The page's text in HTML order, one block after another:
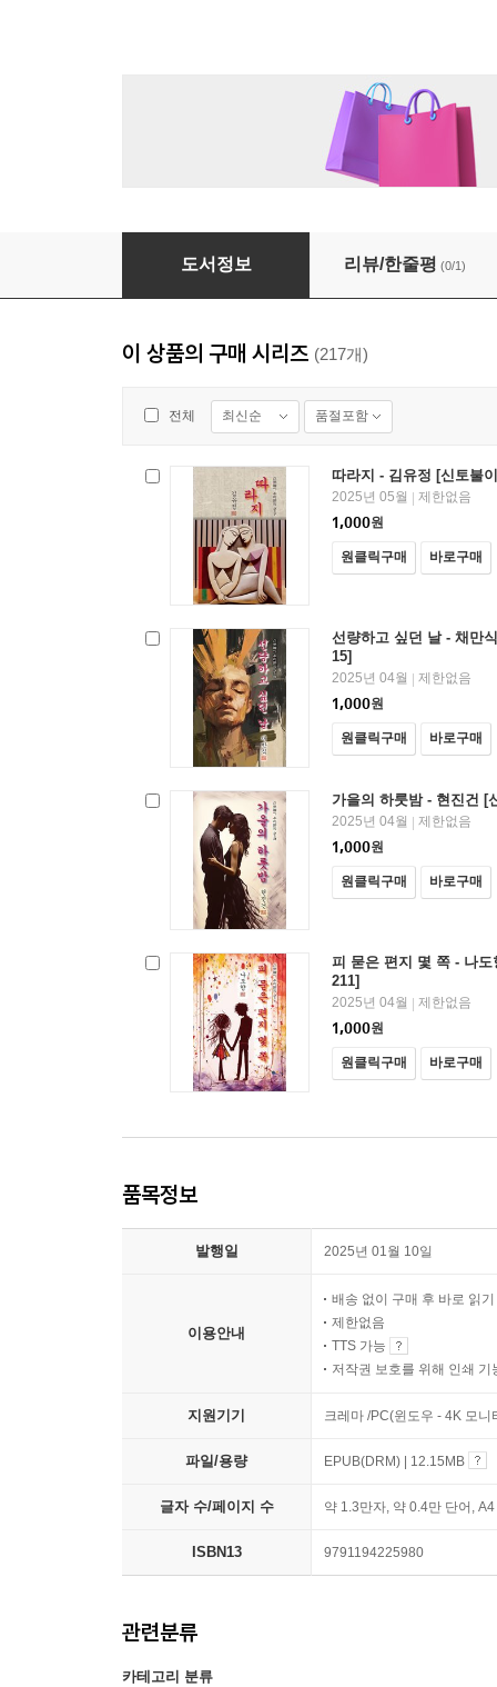
황진이 - 차상찬 [신토불이 우리문학 189]
도서정보 리뷰/한줄평 (0/1)
이 상품의 구매 시리즈 (217개)
전체 최신순 품절포함
따라지 - 김유정 [신토불
2025년 05월
제한없음
1,000원
원클릭구매 바로구매
선량하고 싶던 날 - 채만
15]
2025년 04월
제한없음
1,000원
원클릭구매 바로구매
가을의 하룻밤 - 현진건 [
2025년 04월
제한없음
1,000원
원클릭구매 바로구매
피 묻은 편지 몇 쪽 - 나
211]
2025년 04월
제한없음
1,000원
원클릭구매 바로구매
품목정보
발행일 2025년 01월 10일
이용안내
배송 없이 구매 후 바로 읽기
제한없음
TTS 가능
저작권 보호를 위해 인쇄 기
지원기기 크레마 /PC(윈도우 - 4K 모
파일/용량 EPUB(DRM) | 12.15MB
글자 수/페이지 수 약 1.3만자, 약 0.4만 단어,
ISBN13 9791194225980
관련분류
카테고리 분류